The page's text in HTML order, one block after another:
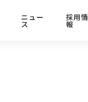
ニュー
ス
採用情
報